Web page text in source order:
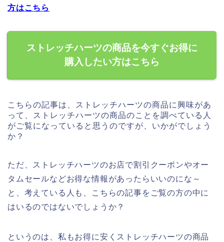
方はこちら
ストレッチハーツの商品を今すぐお得に
購入したい方はこちら
こちらの記事は、ストレッチハーツの商品に興味があ
って、ストレッチハーツの商品のことを調べている人
がご覧になっていると思うのですが、いかがでしょう
か？
ただ、ストレッチハーツのお店で割引クーポンやオー
タムセールなどお得な情報があったらいいのにな～
と、考えている人も、こちらの記事をご覧の方の中に
はいるのではないでしょうか？
というのは、私もお得に安くストレッチハーツの商品